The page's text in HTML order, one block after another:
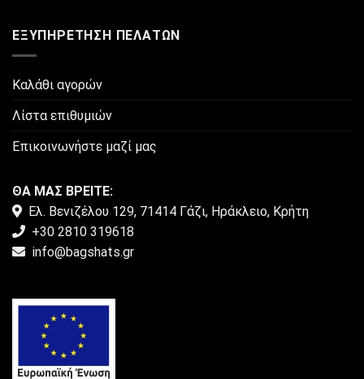
ΕΞΥΠΗΡΈΤΗΣΗ ΠΕΛΑΤΏΝ
Καλάθι αγορών
Λίστα επιθυμιών
Επικοινωνήστε μαζί μας
ΘΑ ΜΑΣ ΒΡΕΙΤΕ:
Ελ. Βενιζέλου 129, 71414 Γάζι, Ηράκλειο, Κρήτη
+30 2810 319618
info@bagshats.gr